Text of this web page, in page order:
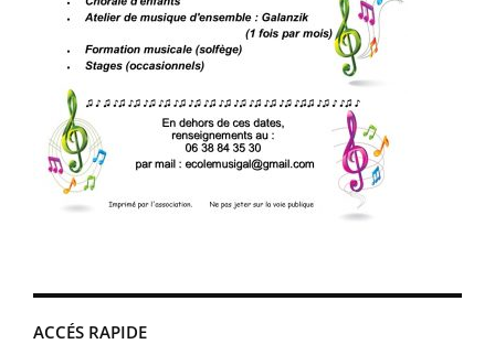
ACCÉS RAPIDE